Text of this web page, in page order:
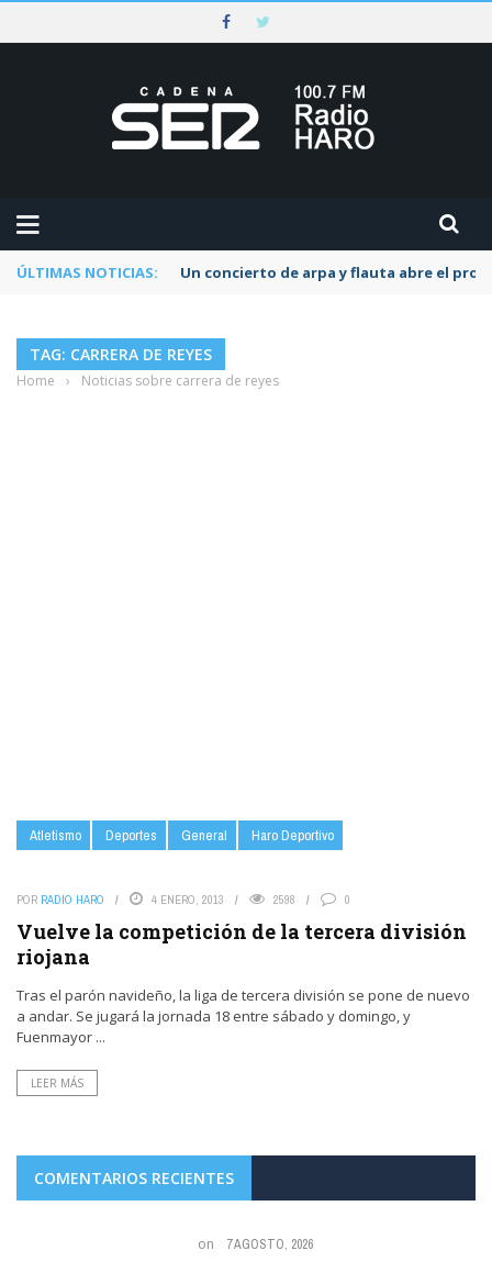
ÚLTIMAS NOTICIAS: Un concierto de arpa y flauta abre el
TAG: CARRERA DE REYES
Home › Noticias sobre carrera de reyes
Atletismo Deportes General Haro Deportivo
POR RADIO HARO 4 ENERO, 2013 2598 0
Vuelve la competición de la tercera división
riojana
Tras el parón navideño, la liga de tercera división se pone de nuevo
a andar. Se jugará la jornada 18 entre sábado y domingo, y
Fuenmayor ...
LEER MÁS
COMENTARIOS RECIENTES
on 7 AGOSTO, 2026